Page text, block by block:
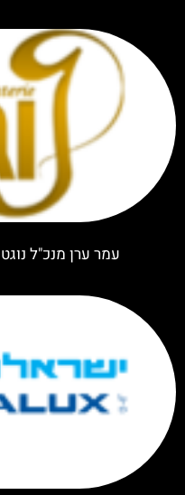
עמר ערן מנכ"ל